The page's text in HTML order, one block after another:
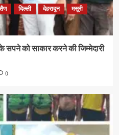
दिल्ली देहरादून
मसूरी
सपने को साकार करने की जिम्मेदारी
0